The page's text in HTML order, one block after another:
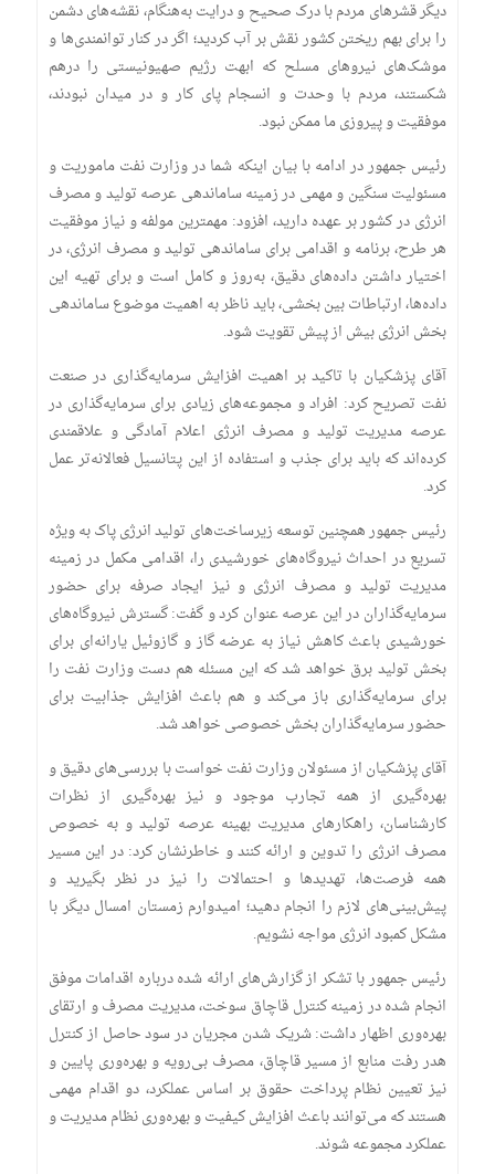
دیگر قشر‌های مردم با درک صحیح و درایت به‌هنگام، نقشه‌های دشمن
را برای بهم ریختن کشور نقش بر آب کردید؛ اگر در کنار توانمندی‌ها و
موشک‌های نیرو‌های مسلح که ابهت رژیم صهیونیستی را درهم
شکستند، مردم با وحدت و انسجام پای کار و در میدان نبودند،
موفقیت و پیروزی ما ممکن نبود.
رئیس جمهور در ادامه با بیان اینکه شما در وزارت نفت ماموریت و
مسئولیت سنگین و مهمی در زمینه ساماندهی عرصه تولید و مصرف
انرژی در کشور بر عهده دارید، افزود: مهمترین مولفه و نیاز موفقیت
هر طرح، برنامه و اقدامی برای ساماندهی تولید و مصرف انرژی، در
اختیار داشتن داده‌های دقیق، به‌روز و کامل است و برای تهیه این
داده‌ها، ارتباطات بین بخشی، باید ناظر به اهمیت موضوع ساماندهی
بخش انرژی بیش از پیش تقویت شود.
آقای پزشکیان با تاکید بر اهمیت افزایش سرمایه‌گذاری در صنعت
نفت تصریح کرد: افراد و مجموعه‌های زیادی برای سرمایه‌گذاری در
عرصه مدیریت تولید و مصرف انرژی اعلام آمادگی و علاقمندی
کرده‌اند که باید برای جذب و استفاده از این پتانسیل فعالانه‌تر عمل
کرد.
رئیس جمهور همچنین توسعه زیرساخت‌های تولید انرژی پاک به ویژه
تسریع در احداث نیروگاه‌های خورشیدی را، اقدامی مکمل در زمینه
مدیریت تولید و مصرف انرژی و نیز ایجاد صرفه برای حضور
سرمایه‌گذاران در این عرصه عنوان کرد و گفت: گسترش نیروگاه‌های
خورشیدی باعث کاهش نیاز به عرضه گاز و گازوئیل یارانه‌ای برای
بخش تولید برق خواهد شد که این مسئله هم دست وزارت نفت را
برای سرمایه‌گذاری باز می‌کند و هم باعث افزایش جذابیت برای
حضور سرمایه‌گذاران بخش خصوصی خواهد شد.
آقای پزشکیان از مسئولان وزارت نفت خواست با بررسی‌های دقیق و
بهره‌گیری از همه تجارب موجود و نیز بهره‌گیری از نظرات
کارشناسان، راهکار‌های مدیریت بهینه عرصه تولید و به خصوص
مصرف انرژی را تدوین و ارائه کنند و خاطرنشان کرد: در این مسیر
همه فرصت‌ها، تهدید‌ها و احتمالات را نیز در نظر بگیرید و
پیش‌بینی‌های لازم را انجام دهید؛ امیدوارم زمستان امسال دیگر با
مشکل کمبود انرژی مواجه نشویم.
رئیس جمهور با تشکر از گزارش‌های ارائه شده درباره اقدامات موفق
انجام شده در زمینه کنترل قاچاق سوخت، مدیریت مصرف و ارتقای
بهره‌وری اظهار داشت: شریک شدن مجریان در سود حاصل از کنترل
هدر رفت منابع از مسیر قاچاق، مصرف بی‌رویه و بهره‌وری پایین و
نیز تعیین نظام پرداخت حقوق بر اساس عملکرد، دو اقدام مهمی
هستند که می‌توانند باعث افزایش کیفیت و بهره‌وری نظام مدیریت و
عملکرد مجموعه شوند.